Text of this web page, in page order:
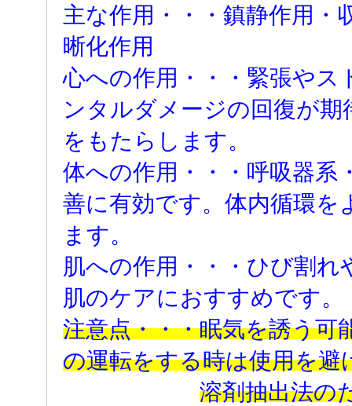
主な作用・・・鎮静作用・
晰化作用
心への作用・・・緊張やス
ンタルダメージの回復が
をもたらします。
体への作用・・・呼吸器系
善に有効です。体内循環を
ます。
肌への作用・・・ひび割れ
肌のケアにおすすめです。
注意点・・・眠気を誘う可
の運転をする時は使用を避
溶剤抽出法の